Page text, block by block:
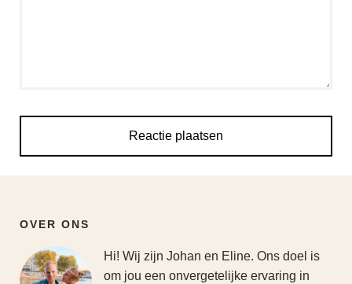
OVER ONS
Hi! Wij zijn Johan en Eline. Ons doel is
om jou een onvergetelijke ervaring in